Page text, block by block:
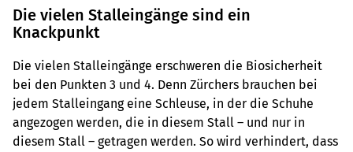
Die vielen Stalleingänge sind ein
Knackpunkt
Die vielen Stalleingänge erschweren die Biosicherheit
bei den Punkten 3 und 4. Denn Zürchers brauchen bei
jedem Stalleingang eine Schleuse, in der die Schuhe
angezogen werden, die in diesem Stall – und nur in
diesem Stall – getragen werden. So wird verhindert, dass